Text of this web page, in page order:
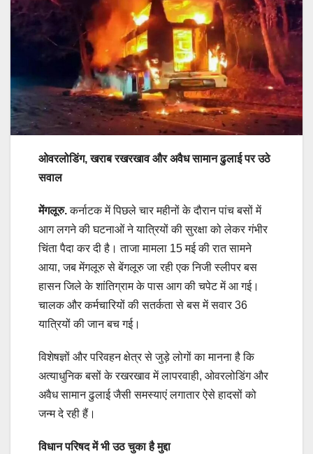
ओवरलोडिंग, खराब रखरखाव और अवैध सामान ढुलाई पर उठे
सवाल
मेंगलूरु.कर्नाटक में पिछले चार महीनों के दौरान पांच बसों में
आग लगने की घटनाओं ने यात्रियों की सुरक्षा को लेकर गंभीर
चिंता पैदा कर दी है। ताजा मामला 15 मई की रात सामने
आया, जब मेंगलूरु से बेंगलूरु जा रही एक निजी स्लीपर बस
हासन जिले के शांतिग्राम के पास आग की चपेट में आ गई।
चालक और कर्मचारियों की सतर्कता से बस में सवार 36
यात्रियों की जान बच गई।
विशेषज्ञों और परिवहन क्षेत्र से जुड़े लोगों का मानना है कि
अत्याधुनिक बसों के रखरखाव में लापरवाही, ओवरलोडिंग और
अवैध सामान ढुलाई जैसी समस्याएं लगातार ऐसे हादसों को
जन्म दे रही हैं।
विधान परिषद में भी उठ चुका है मुद्दा